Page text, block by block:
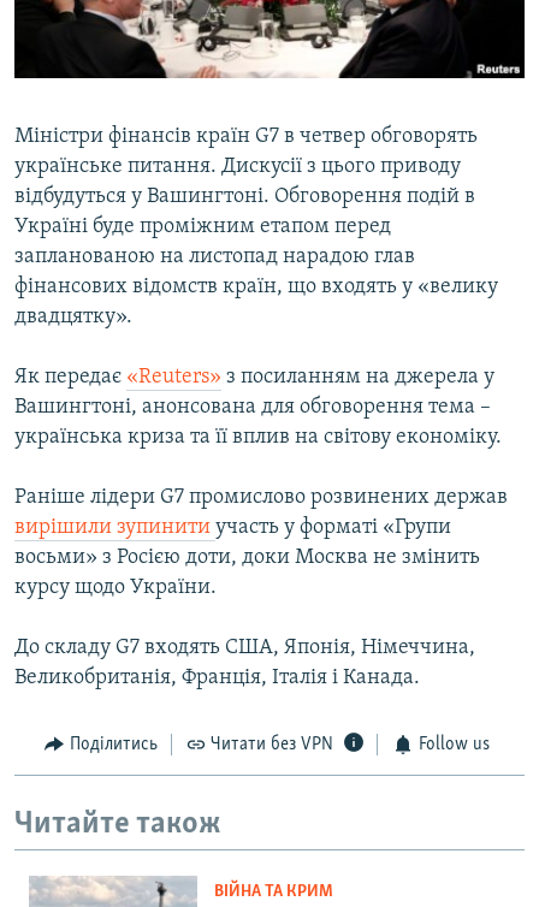
ВІДЕОУРОКИ «ELIFBE»
СВІДЧЕННЯ ОКУПАЦІЇ
ІНФОГРАФІКА
Qırımtatar
ДОЛУЧАЙСЯ!
Усі сайти RFE/RL
Міністри фінансів країн G7 в четвер обговорять
українське питання. Дискусії з цього приводу
відбудуться у Вашингтоні. Обговорення подій в
Україні буде проміжним етапом перед
запланованою на листопад нарадою глав
фінансових відомств країн, що входять у «велику
двадцятку».
Як передає «Reuters» з посиланням на джерела у
Вашингтоні, анонсована для обговорення тема –
українська криза та її вплив на світову економіку.
Раніше лідери G7 промислово розвинених держав
вирішили зупинити участь у форматі «Групи
восьми» з Росією доти, доки Москва не змінить
курсу щодо України.
До складу G7 входять США, Японія, Німеччина,
Великобританія, Франція, Італія і Канада.
Поділитись Читати без VPN Follow us
Читайте також
ВІЙНА ТА КРИМ